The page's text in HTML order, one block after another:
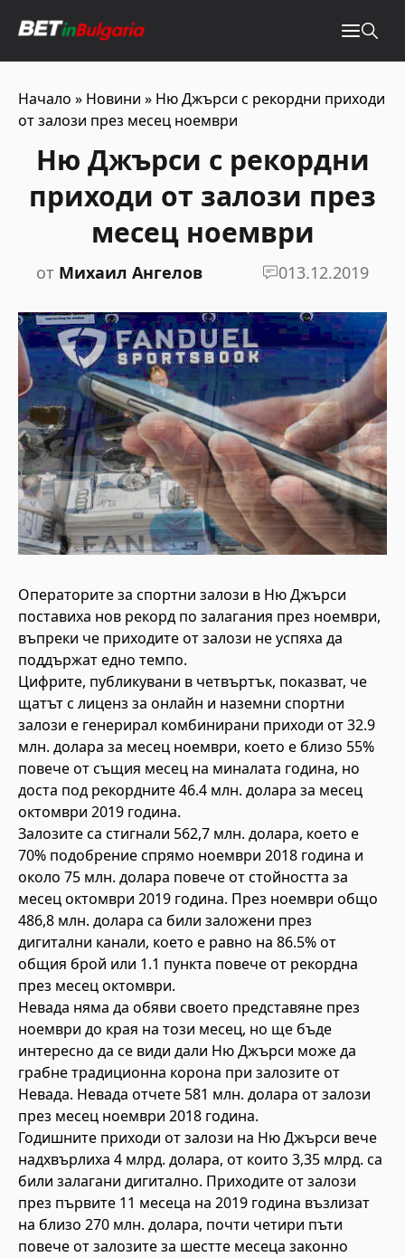
Начало » Новини » Ню Джърси с рекордни приходи
от залози през месец ноември
Ню Джърси с рекордни
приходи от залози през
месец ноември
от Михаил Ангелов 013.12.2019
Операторите за спортни залози в Ню Джърси
поставиха нов рекорд по залагания през ноември,
въпреки че приходите от залози не успяха да
поддържат едно темпо.
Цифрите, публикувани в четвъртък, показват, че
щатът с лиценз за онлайн и наземни спортни
залози е генерирал комбинирани приходи от 32.9
млн. долара за месец ноември, което е близо 55%
повече от същия месец на миналата година, но
доста под рекордните 46.4 млн. долара за месец
октомври 2019 година.
Залозите са стигнали 562,7 млн. долара, което е
70% подобрение спрямо ноември 2018 година и
около 75 млн. долара повече от стойността за
месец октомври 2019 година. През ноември общо
486,8 млн. долара са били заложени през
дигитални канали, което е равно на 86.5% от
общия брой или 1.1 пункта повече от рекордна
през месец октомври.
Невада няма да обяви своето представяне през
ноември до края на този месец, но ще бъде
интересно да се види дали Ню Джърси може да
грабне традиционна корона при залозите от
Невада. Невада отчете 581 млн. долара от залози
през месец ноември 2018 година.
Годишните приходи от залози на Ню Джърси вече
надхвърлиха 4 млрд. долара, от които 3,35 млрд. са
били залагани дигитално. Приходите от залози
през първите 11 месеца на 2019 година възлизат
на близо 270 млн. долара, почти четири пъти
повече от залозите за шестте месеца законно